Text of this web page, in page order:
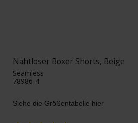
Nahtloser Boxer Shorts, Beige
Seamless
78986-4
Siehe die Größentabelle hier